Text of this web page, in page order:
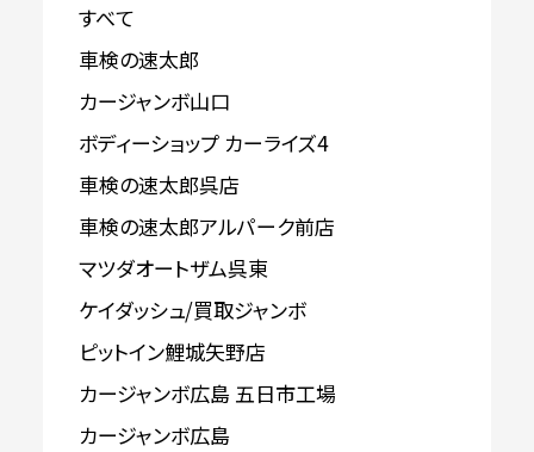
すべて
車検の速太郎
カージャンボ山口
ボディーショップ カーライズ4
車検の速太郎呉店
車検の速太郎アルパーク前店
マツダオートザム呉東
ケイダッシュ/買取ジャンボ
ピットイン鯉城矢野店
カージャンボ広島 五日市工場
カージャンボ広島